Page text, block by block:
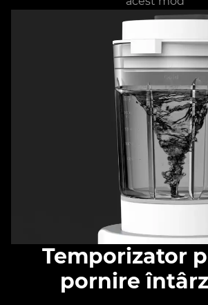
Temporizator
pornire